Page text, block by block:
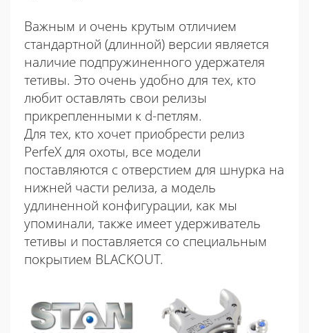
Важным и очень крутым отличием
стандартной (длинной) версии является
наличие подпружиненного удержателя
тетивы. Это очень удобно для тех, кто
любит оставлять свои релизы
прикрепленными к d-петлям.
Для тех, кто хочет приобрести релиз
PerfeX для охоты, все модели
поставляются с отверстием для шнурка на
нижней части релиза, а модель
удлиненной конфигурации, как мы
упоминали, также имеет удерживатель
тетивы и поставляется со специальным
покрытием BLACKOUT.